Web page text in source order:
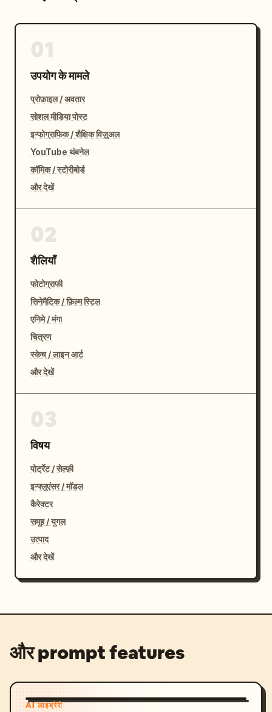
उपयोग के मामले
प्रोफ़ाइल / अवतार
सोशल मीडिया पोस्ट
इन्फोग्राफिक / शैक्षिक विज़ुअल
YouTube थंबनेल
कॉमिक / स्टोरीबोर्ड
और देखें
शैलियाँ
फोटोग्राफी
सिनेमैटिक / फ़िल्म स्टिल
एनिमे / मंगा
चित्रण
स्केच / लाइन आर्ट
और देखें
विषय
पोर्ट्रेट / सेल्फ़ी
इन्फ्लुएंसर / मॉडल
कैरेक्टर
समूह / युगल
उत्पाद
और देखें
और prompt features
AI लाइब्रेरी